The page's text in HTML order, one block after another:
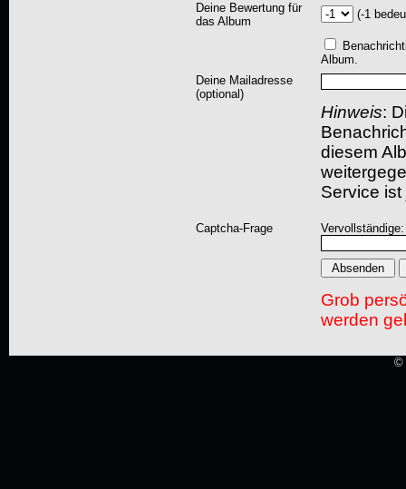
Deine Bewertung für
das Album
(-1
Album.
Deine Mailadresse
(optional)
Hinweis:
diesem
Service
Captcha-Frage
Grob
werden
©